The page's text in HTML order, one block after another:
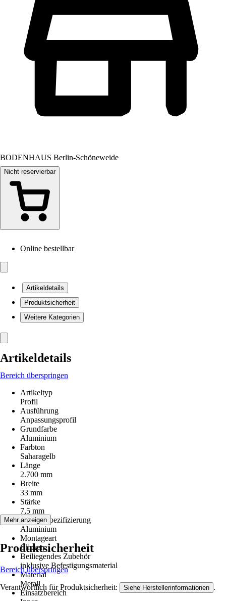
BODENHAUS Berlin-Schöneweide
Nicht reservierbar
Online bestellbar
Artikeldetails
Produktsicherheit
Weitere Kategorien
Artikeldetails
Bereich überspringen
Artikeltyp
Profil
Ausführung
Anpassungsprofil
Grundfarbe
Aluminium
Farbton
Saharagelb
Länge
2.700 mm
Breite
33 mm
Stärke
7,5 mm
Materialspezifizierung
Aluminium
Montageart
Clipsen
Beiliegendes Zubehör
inklusive Befestigungsmaterial
Material
Metall
Einsatzbereich
Mehr anzeigen
Produktsicherheit
Bereich überspringen
Verantwortlich für Produktsicherheit: Siehe Herstellerinformationen .